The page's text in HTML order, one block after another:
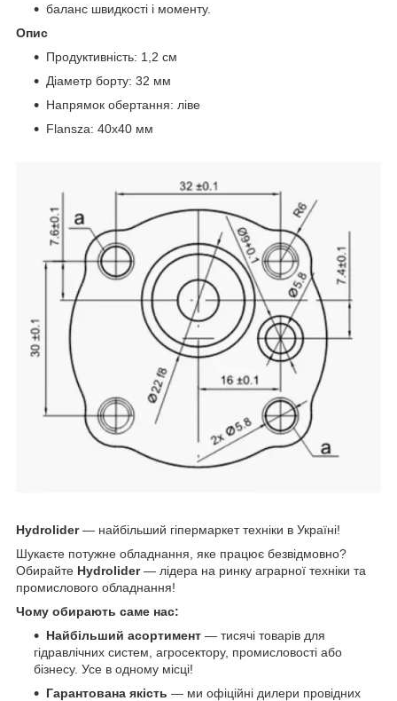
баланс швидкості і моменту.
Опис
Продуктивність: 1,2 см
Діаметр борту: 32 мм
Напрямок обертання: ліве
Flansza: 40х40 мм
Hydrolider— найбільший гіпермаркет техніки в Україні!
Шукаєте потужне обладнання, яке працює безвідмовно?
Обирайте Hydrolider— лідера на ринку аграрної техніки та
промислового обладнання!
Чому обирають саме нас:
Найбільший асортимент — тисячі товарів для
гідравлічних систем, агросектору, промисловості або
бізнесу. Усе в одному місці!
Гарантована якість — ми офіційні дилери провідних